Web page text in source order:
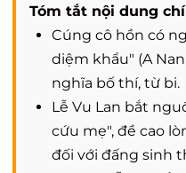
Tóm tắt nội dung
Cúng cô hồn có
diệm khẩu" (A
nghĩa bố thí, từ bi.
Lễ Vu Lan bắt
cứu mẹ", đề cao
đối với đấng sinh